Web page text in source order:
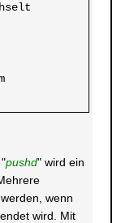
pushd" wird ein
wenn
wird. Mit